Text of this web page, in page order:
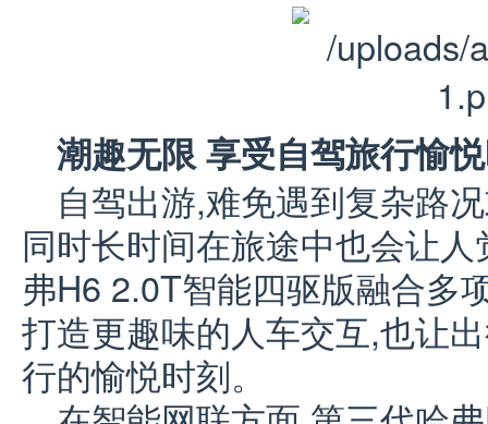
潮趣无限 享受自驾旅行愉
自驾出游,难免遇到复杂路
同时长时间在旅途中也会让
弗H6 2.0T智能四驱版融合多
打造更趣味的人车交互,也让
行的愉悦时刻。